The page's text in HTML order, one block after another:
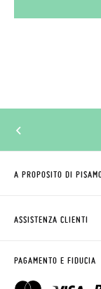
A PROPOSITO DI
CLUB PISAMONAS
BLOG & NEWS
ASSISTENZA CLIENTI
RICHIEDERE RESO
CONTATTO
PAGAMENTO E FIDUCIA